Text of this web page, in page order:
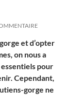
et d’opter
on nous a
pour
Cependant,
gorge ne